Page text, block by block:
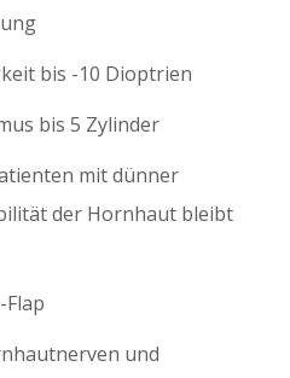
bis -10 Dioptrien
bis 5 Zylinder
mit dünner
der Hornhaut bleibt
und